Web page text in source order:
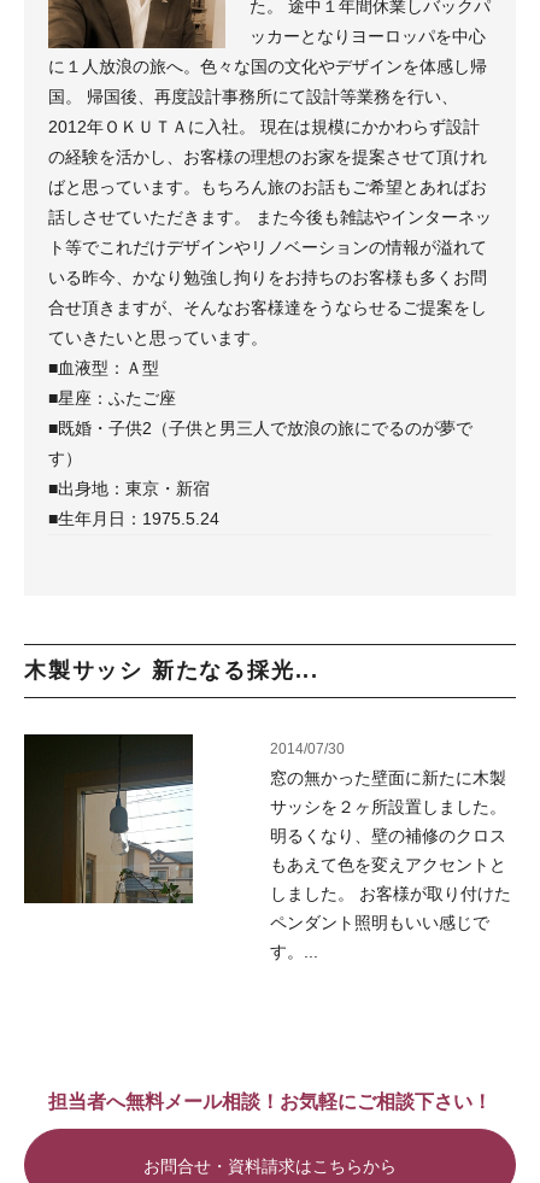
た。 途中１年間休業しバックパ
ッカーとなりヨーロッパを中心
に１人放浪の旅へ。色々な国の文化やデザインを体感し帰
国。 帰国後、再度設計事務所にて設計等業務を行い、
2012年ＯＫＵＴＡに入社。 現在は規模にかかわらず設計
の経験を活かし、お客様の理想のお家を提案させて頂けれ
ばと思っています。もちろん旅のお話もご希望とあればお
話しさせていただきます。 また今後も雑誌やインターネッ
ト等でこれだけデザインやリノベーションの情報が溢れて
いる昨今、かなり勉強し拘りをお持ちのお客様も多くお問
合せ頂きますが、そんなお客様達をうならせるご提案をし
ていきたいと思っています。
■血液型：Ａ型
■星座：ふたご座
■既婚・子供2（子供と男三人で放浪の旅にでるのが夢で
す）
■出身地：東京・新宿
■生年月日：1975.5.24
木製サッシ 新たなる採光...
2014/07/30
窓の無かった壁面に新たに木製
サッシを２ヶ所設置しました。
明るくなり、壁の補修のクロス
もあえて色を変えアクセントと
しました。 お客様が取り付けた
ペンダント照明もいい感じで
す。...
担当者へ無料メール相談！お気軽にご相談下さい！
お問合せ・資料請求はこちらから